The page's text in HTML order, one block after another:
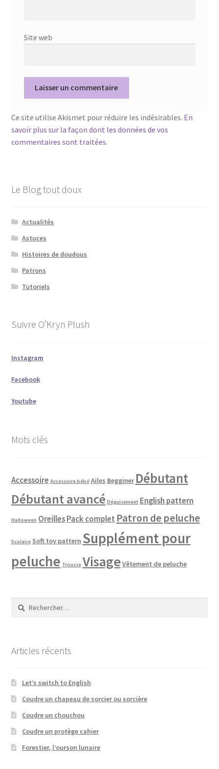
Site web
Ce site utilise Akismet pour réduire les indésirables. En
savoir plus sur la façon dont les données de vos
commentaires sont traitées.
Le Blog tout doux
Actualités
Astuces
Histoires de doudous
Patrons
Tutoriels
Suivre O’Kryn Plush
Instagram
Facebook
Youtube
Mots clés
Accessoire Accessoire bébé Ailes Begginer Débutant
Débutant avancé Déguisement English pattern
Halloween Oreilles Pack complet Patron de peluche
Scolaire Soft toy pattern Supplément pour
peluche Trousse VisageVêtement de peluche
Rechercher :
Articles récents
Let’s switch to English
Coudre un chapeau de sorcier ou sorcière
Coudre un chouchou
Coudre un protège cahier
Forestier, l’ourson lunaire